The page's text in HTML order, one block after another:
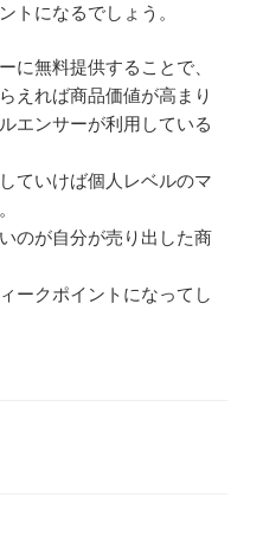
トになるでしょう。
に無料提供することで、
えれば商品価値が高まり
エンサーが利用している
ていけば個人レベルのマ
のが自分が売り出した商
ークポイントになってし